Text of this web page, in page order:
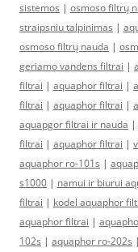
sistemos | osmoso filtrų
straipsniu talpinimas |
osmoso filtrų nauda |
geriamo vandens filtrai |
filtrai | aquaphor filtrai |
filtrai | aquaphor filtrai |
aquapgor filtrai ir nauda |
filtrai | aquaphor filtrai |
aquaphor ro-101s |
s1000 | namui ir biurui
filtrai | kodel aquaphor
aquaphor filtrai |
102s | aquaphor ro-202s |